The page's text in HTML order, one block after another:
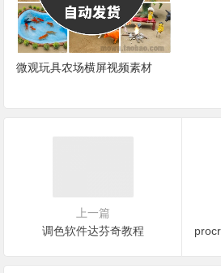
素材
上一篇
调色软件达芬奇教程